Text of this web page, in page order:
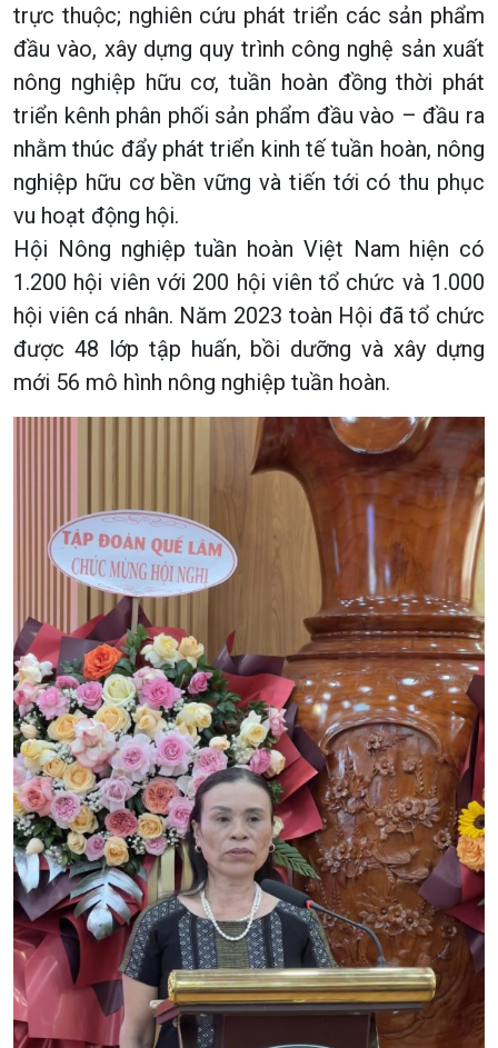
trực thuộc; nghiên cứu phát triển các sản phẩm
đầu vào, xây dựng quy trình công nghệ sản xuất
nông nghiệp hữu cơ, tuần hoàn đồng thời phát
triển kênh phân phối sản phẩm đầu vào – đầu ra
nhằm thúc đẩy phát triển kinh tế tuần hoàn, nông
nghiệp hữu cơ bền vững và tiến tới có thu phục
vu hoạt động hội.
Hội Nông nghiệp tuần hoàn Việt Nam hiện có
1.200 hội viên với 200 hội viên tổ chức và 1.000
hội viên cá nhân. Năm 2023 toàn Hội đã tổ chức
được 48 lớp tập huấn, bồi dưỡng và xây dựng
mới 56 mô hình nông nghiệp tuần hoàn.